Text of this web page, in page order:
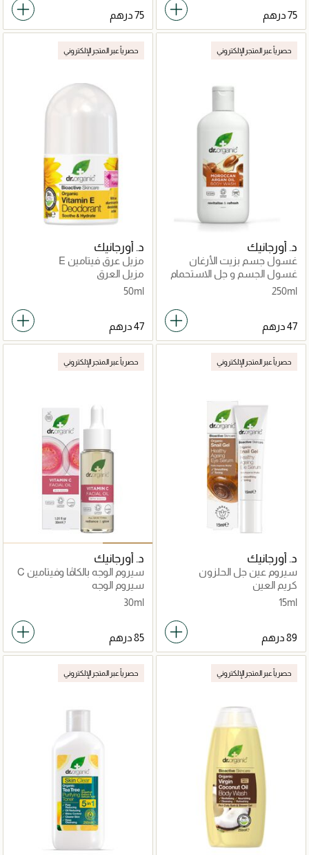
حصرياً عبر المتجر الإلكتروني
د. أورجانيك
غسول جسم بزيت الأرغان
المغربي
غسول الجسم و جل الاستحمام
250ml
حصرياً عبر المتجر الإلكتروني
د. أورجانيك
مزيل عرق فيتامين E
مزيل العرق
50ml
حصرياً عبر المتجر الإلكتروني
د. أورجانيك
سيروم عين جل الحلزون
كريم العين
15ml
حصرياً عبر المتجر الإلكتروني
د. أورجانيك
سيروم الوجه بالكاڤا وفيتامين C
سيروم الوجه
30ml
حصرياً عبر المتجر الإلكتروني حصرياً عبر المتجر الإلكتروني